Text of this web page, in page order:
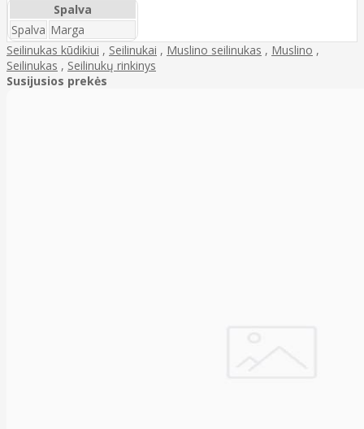
Spalva
Spalva Marga
Seilinukas kūdikiui , Seilinukai , Muslino seilinukas , Muslino ,
Seilinukas , Seilinukų rinkinys
Susijusios prekės